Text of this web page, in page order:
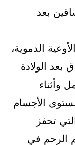
بعد
الدموية،
الولادة
وأثناء
الأجسام
تحفز
الرحم في